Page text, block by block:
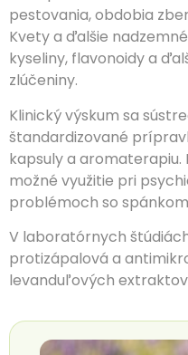
pestovania, obdobia
Kvety a ďalšie
kyseliny, flavonoidy a
zlúčeniny.
Klinický výskum sa
štandardizované
kapsuly a aromaterapiu.
možné využitie pri
problémoch so
V laboratórnych
protizápalová a
levanduľových extraktov